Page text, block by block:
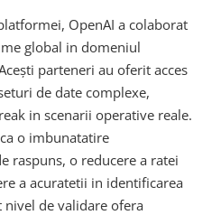
OpenAI a colaborat
global in domeniul
parteneri au oferit acces
de date complexe,
in scenarii operative reale.
o imbunatatire
raspuns, o reducere a ratei
a acuratetii in identificarea
nivel de validare ofera